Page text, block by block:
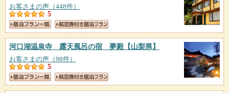
お客さまの声（448件）
5
河口湖温泉寺 露天風呂の宿 夢殿 【山梨県】
お客さまの声（98件）
5